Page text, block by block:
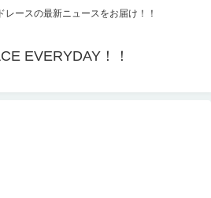
ースの最新ニュースをお届け！！
EVERYDAY！！